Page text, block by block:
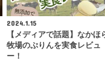
2024.1.15
【メディアで話題】なかほ
牧場のぷりんを実食レビュ
ー！